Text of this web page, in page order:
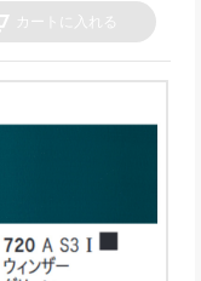
カートに入れる